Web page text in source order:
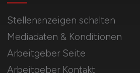
Stellenanzeigen schalten
Mediadaten & Konditionen
Arbeitgeber Seite
Arbeitgeber Kontakt